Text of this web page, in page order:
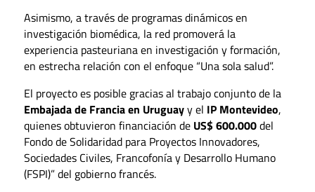
Asimismo, a través de programas dinámicos en
investigación biomédica, la red promoverá la
experiencia pasteuriana en investigación y formación,
en estrecha relación con el enfoque “Una sola salud”.
El proyecto es posible gracias al trabajo conjunto de la
Embajada de Francia en Uruguayy el IP Montevideo,
quienes obtuvieron financiación de US$ 600.000del
Fondo de Solidaridad para Proyectos Innovadores,
Sociedades Civiles, Francofonía y Desarrollo Humano
(FSPI)” del gobierno francés.